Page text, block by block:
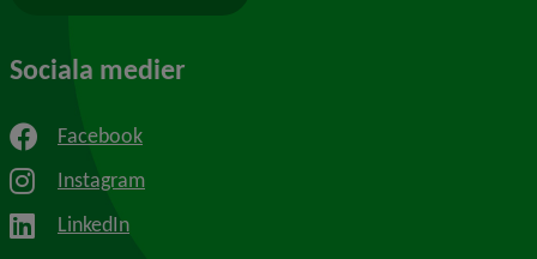
Sociala medier
Facebook
Instagram
LinkedIn